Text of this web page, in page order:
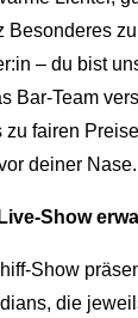
Besonderes
– du bist
Bar-Team
zu fairen
deiner Nase.
Show
Show
die